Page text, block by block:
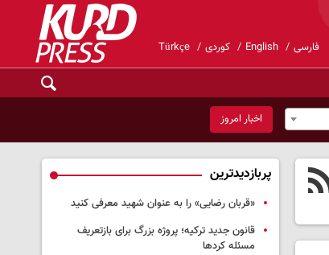
فارسی English کوردی Türkçe
اخبار امروز
پربازدیدترین
«قربان رضایی» را به عنوان شهید معرفی کنید
قانون جدید ترکیه؛ پروژه بزرگ‌ برای بازتعریف
مسئله کردها